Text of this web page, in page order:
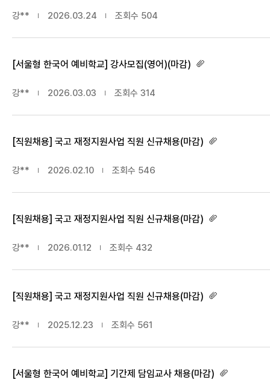
강** 2026.03.24 조회수 504
[서울형 한국어 예비학교] 강사모집(영어)(마감)
강** 2026.03.03 조회수 314
[직원채용] 국고 재정지원사업 직원 신규채용(마감)
강** 2026.02.10 조회수 546
[직원채용] 국고 재정지원사업 직원 신규채용(마감)
강** 2026.01.12 조회수 432
[직원채용] 국고 재정지원사업 직원 신규채용(마감)
강** 2025.12.23 조회수 561
[서울형 한국어 예비학교] 기간제 담임교사 채용(마감)